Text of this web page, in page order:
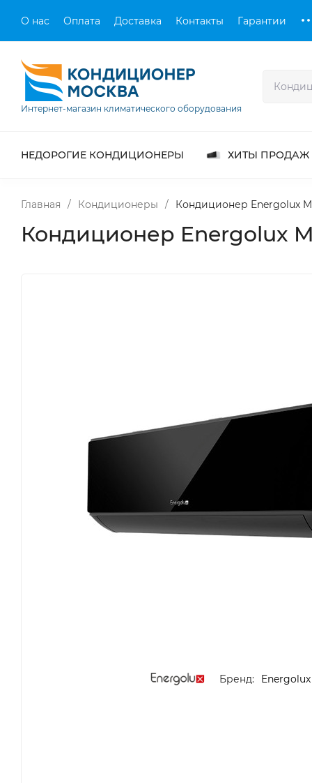
О нас Оплата Доставка Контакты Гарантии
Интернет-магазин климатического оборудования
НЕДОРОГИЕ КОНДИЦИОНЕРЫ ХИТЫ ПРОДАЖ
Главная / Кондиционеры / Кондиционер Energolux
Кондиционер Energolux
Бренд: Energolux